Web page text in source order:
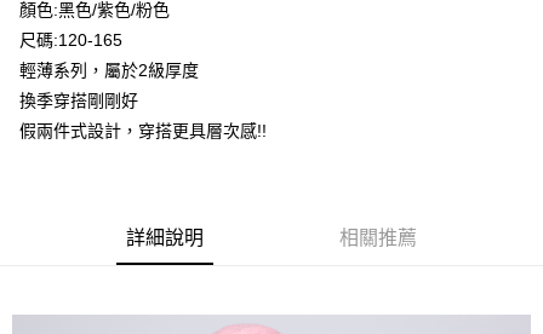
運送方式
全家付款取貨
每筆NT$80，滿NT$2,000(含以上)免運費
付款後全家取貨
每筆NT$80，滿NT$2,000(含以上)免運費
每筆NT$80，滿NT$2,000(含以上)免運費
顏色:黑色/紫色/粉色
尺碼:120-165
輕薄系列，屬於2級厚度
換季穿搭剛剛好
假兩件式設計，穿搭更具層次感!!
詳細說明 相關推薦